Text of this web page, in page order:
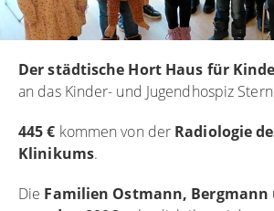
Der städtische Hort Haus für
an das Kinder- und Jugendhospiz
445 € kommen von der Radiologie
Klinikums.
Die Familien Ostmann, Bergmann